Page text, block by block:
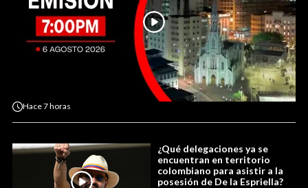
Hace7 horas
¿Qué delegaciones ya se
encuentran en territorio
colombiano para asistir a la
posesión de De la Espriella?